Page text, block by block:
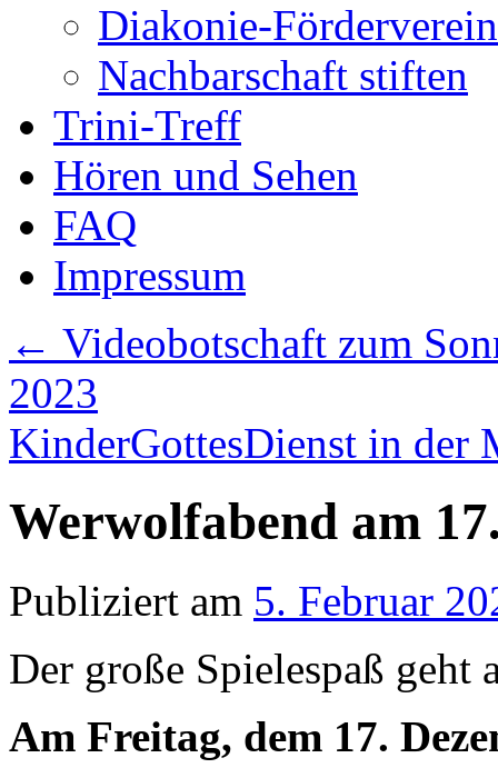
Diakonie-
Nachbarschaft stiften
Trini-Treff
Hören und Sehen
FAQ
Impressum
← Videobotschaft zum
2023
KinderGottesDienst in der
Werwolfabend am
Publiziert am 5. Februar
Der große Spielespaß geht
Am Freitag, dem 17.